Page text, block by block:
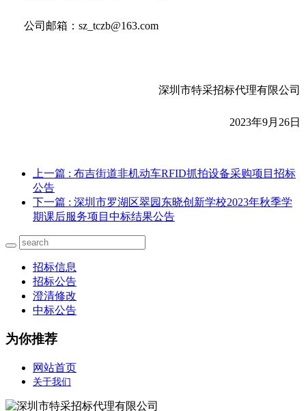
公司邮箱：sz_tczb@163.com
深圳市特采招标代理有限公司
2023年9月26日
上一篇 : 布吉街道非机动车RFID抓拍设备采购项目招标
公告
下一篇 : 深圳市罗湖区翠园东晓创新学校2023年秋季学
期课后服务项目中标结果公告
招标信息
招标公告
澄清修改
中标公告
为你推荐
网站首页
关于我们